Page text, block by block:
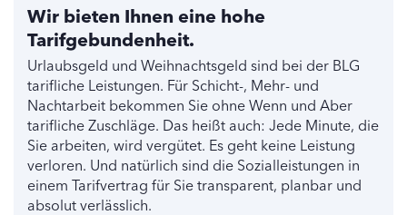
Wir bieten Ihnen eine hohe
Tarifgebundenheit.
Urlaubsgeld und Weihnachtsgeld sind bei der BLG
tarifliche Leistungen. Für Schicht-, Mehr- und
Nachtarbeit bekommen Sie ohne Wenn und Aber
tarifliche Zuschläge. Das heißt auch: Jede Minute, die
Sie arbeiten, wird vergütet. Es geht keine Leistung
verloren. Und natürlich sind die Sozialleistungen in
einem Tarifvertrag für Sie transparent, planbar und
absolut verlässlich.